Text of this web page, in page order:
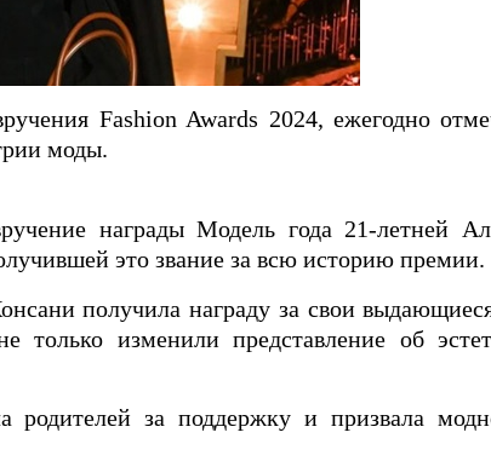
Fashion Awards 2024, ежегодно
моды.
награды Модель года 21-летней
это звание за всю историю премии.
получила награду за свои
только изменили представление об
родителей за поддержку и призвала